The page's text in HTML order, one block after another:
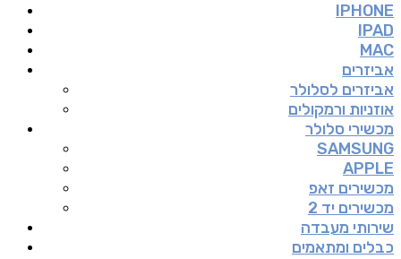
IPHONE
IPAD
MAC
אביזרים
אביזרים לסלולר
אוזניות ורמקולים
מכשירי סלולר
SAMSUNG
APPLE
מכשירים זאפ
מכשירים יד 2
שירותי מעבדה
כבלים ומתאמים